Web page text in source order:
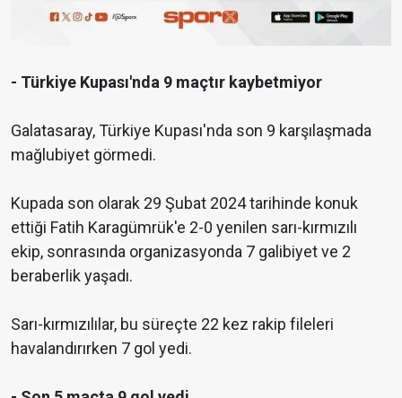
- Türkiye Kupası'nda 9 maçtır kaybetmiyor
Galatasaray, Türkiye Kupası'nda son 9 karşılaşmada
mağlubiyet görmedi.
Kupada son olarak 29 Şubat 2024 tarihinde konuk
ettiği Fatih Karagümrük'e 2-0 yenilen sarı-kırmızılı
ekip, sonrasında organizasyonda 7 galibiyet ve 2
beraberlik yaşadı.
Sarı-kırmızılılar, bu süreçte 22 kez rakip fileleri
havalandırırken 7 gol yedi.